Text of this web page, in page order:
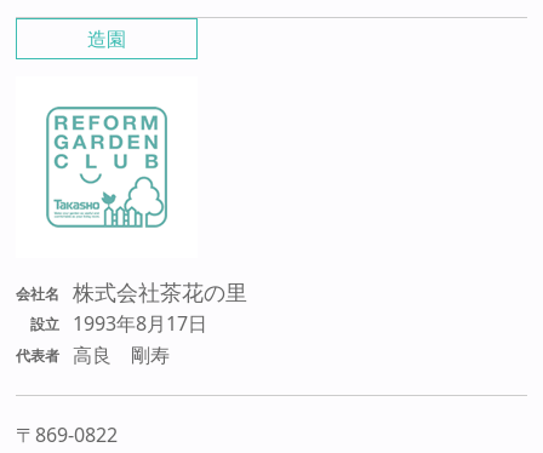
造園
会社名 株式会社茶花の里
設立 1993年8月17日
代表者 高良 剛寿
〒869-0822